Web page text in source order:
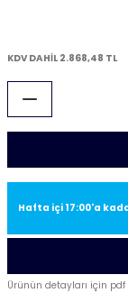
KDV DAHİL 2.868,48 TL
Hafta içi 17:00'a
Ürünün detayları için pdf